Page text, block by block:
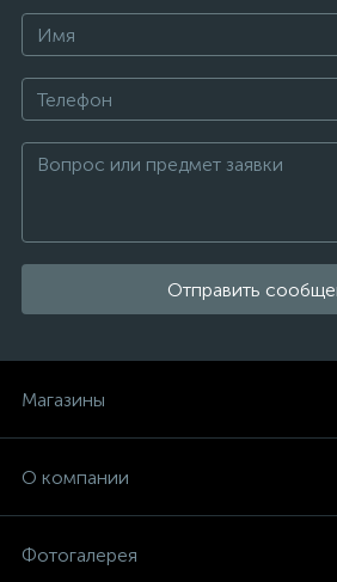
Отправить
Магазины
О компании
Фотогалерея